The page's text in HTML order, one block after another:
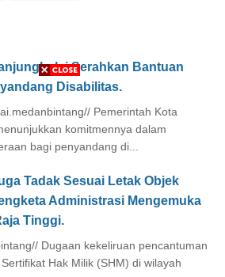
Serahkan Bantuan
Disabilitas.
Pemerintah Kota
komitmennya dalam
bagi penyandang di...
Tadak Sesuai Letak Objek
Administrasi Mengemuka
Tinggi.
Dugaan kekeliruan pencantuman
Hak Milik (SHM) di wilayah